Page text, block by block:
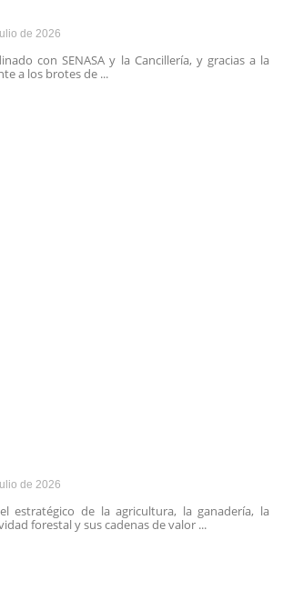
de 2026
con SENASA y la Cancillería, y gracias a la
a los brotes de ...
de 2026
estratégico de la agricultura, la ganadería, la
forestal y sus cadenas de valor ...